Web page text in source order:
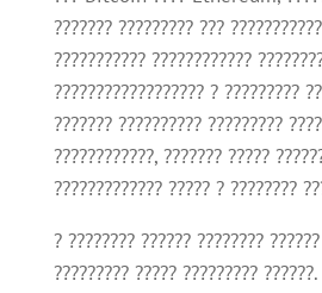
??????? ????????? ???
??????????? ????????????
?????????????????? ? ?????????
??????? ?????????? ?????????
????????????, ??????? ?????
????????????? ????? ? ????????
? ???????? ?????? ????????
????????? ????? ?????????